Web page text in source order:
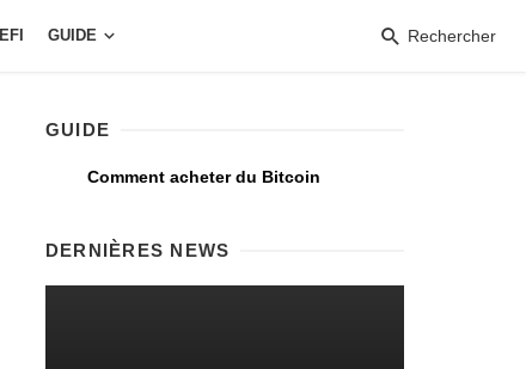
GUIDE Rechercher
GUIDE
Comment acheter du Bitcoin
DERNIÈRES NEWS